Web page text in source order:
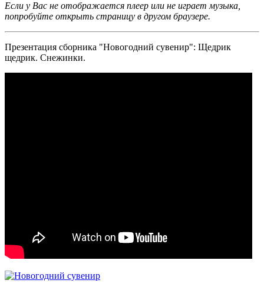
Если у Вас не отображается плеер или не играет музыка,
попробуйте открыть страницу в другом браузере.
Презентация сборника "Новогодний сувенир": Щедрик
щедрик. Снежинки.